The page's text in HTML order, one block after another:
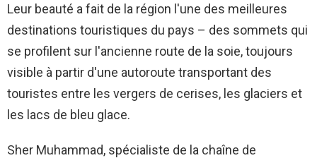
Leur beauté a fait de la région l'une des meilleures
destinations touristiques du pays – des sommets qui
se profilent sur l'ancienne route de la soie, toujours
visible à partir d'une autoroute transportant des
touristes entre les vergers de cerises, les glaciers et
les lacs de bleu glace.
Sher Muhammad, spécialiste de la chaîne de